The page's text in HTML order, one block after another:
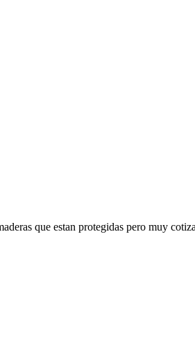
que estan protegidas pero muy